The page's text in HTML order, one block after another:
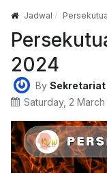
Jadwal
2024
By Sekretariat
Saturday, 2